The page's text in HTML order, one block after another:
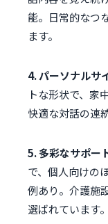
能。日常的なつ
ます。
4. パーソナルサ
トな形状で、家
快適な対話の連
5. 多彩なサポー
で、個人向けの
例あり。介護施
選ばれています。